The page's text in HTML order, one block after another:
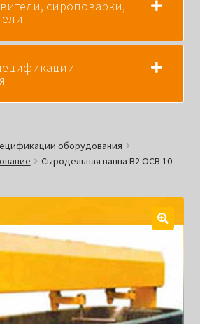
сироповарки,
оборудования
Сыродельная ванна В2 ОСВ 10